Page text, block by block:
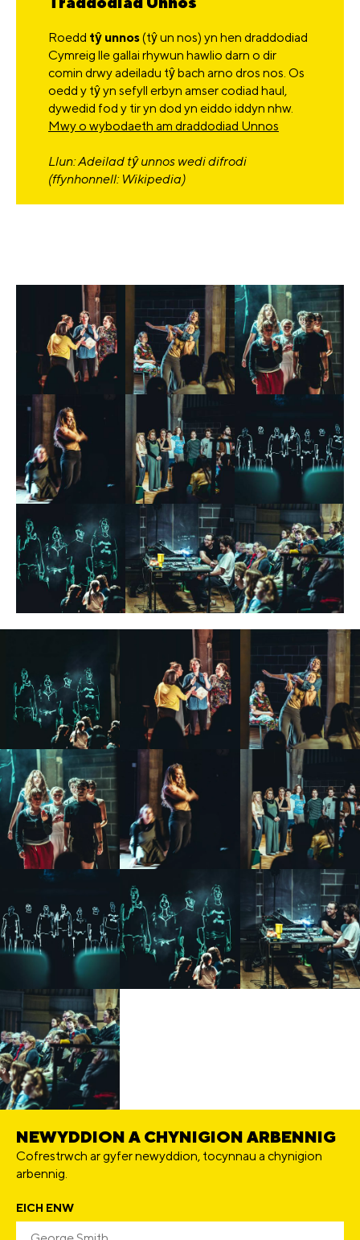
Roedd tŷ unnos(tŷ un nos) yn hen draddodiad
Cymreig lle gallai rhywun hawlio darn o dir
comin drwy adeiladu tŷ bach arno dros nos. Os
oedd y tŷ yn sefyll erbyn amser codiad haul,
dywedid fod y tir yn dod yn eiddo iddyn nhw.
Mwy o wybodaeth am draddodiad Unnos
Llun: Adeilad tŷ unnos wedi difrodi
(ffynhonnell: Wikipedia)
NEWYDDION A CHYNIGION ARBENNIG
Cofrestrwch ar gyfer newyddion, tocynnau a chynigion
arbennig.
EICH ENW